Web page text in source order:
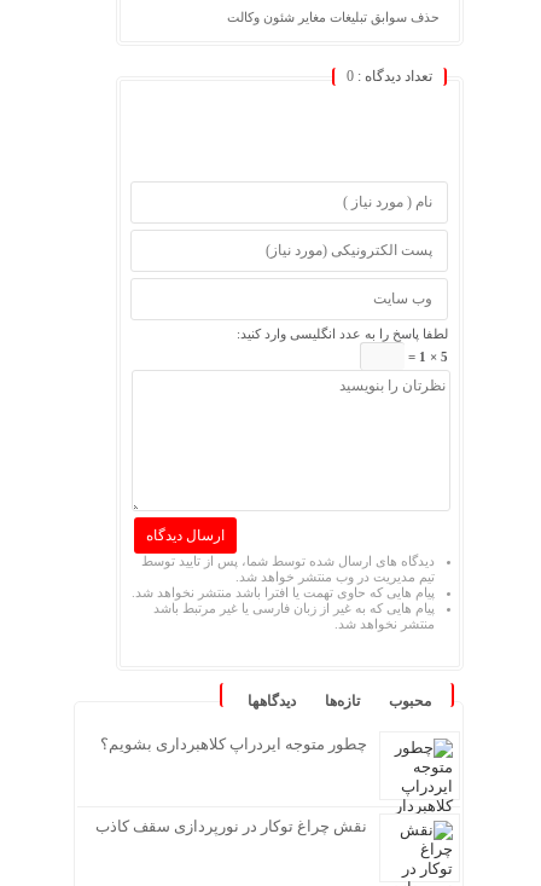
حذف سوابق تبلیغات مغایر شئون وکالت
تعداد دیدگاه : 0
لطفا پاسخ را به عدد انگلیسی وارد کنید:
5 × 1 =
دیدگاه های ارسال شده توسط شما، پس از تایید توسط
تیم مدیریت در وب منتشر خواهد شد.
پیام هایی که حاوی تهمت یا افترا باشد منتشر نخواهد شد.
پیام هایی که به غیر از زبان فارسی یا غیر مرتبط باشد
منتشر نخواهد شد.
محبوب تازه‌ها دیدگاهها
چطور متوجه ایردراپ کلاهبرداری بشویم؟
نقش چراغ توکار در نورپردازی سقف کاذب